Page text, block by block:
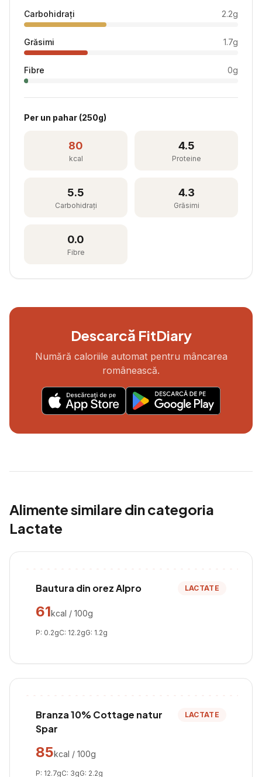
Carbohidrați 2.2g
Grăsimi 1.7g
Fibre 0g
Per un pahar (250g)
80
kcal
4.5
Proteine
5.5
Carbohidrați
4.3
Grăsimi
0.0
Fibre
Descarcă FitDiary
Numără caloriile automat pentru mâncarea
românească.
Alimente similare din categoria
Lactate
Bautura din orez Alpro LACTATE
61kcal / 100g
P: 0.2gC: 12.2gG: 1.2g
Branza 10% Cottage natur
Spar
LACTATE
85kcal / 100g
P: 12.7gC: 3gG: 2.2g